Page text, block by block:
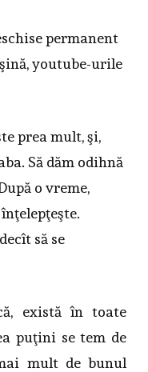
permanent
youtube-urile
prea mult, şi,
Să dăm odihnă
o vreme,
să se
există în toate
puţini se tem de
mult de bunul